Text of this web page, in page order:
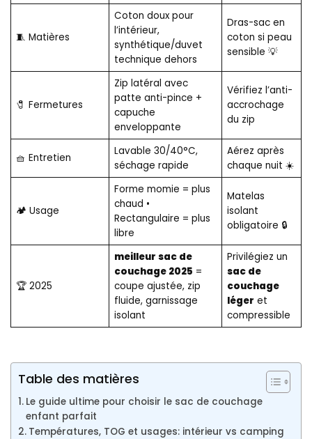
🧵 Matières
Coton doux pour
l’intérieur,
synthétique/duvet
technique dehors
Dras-sac en
coton si peau
sensible 💡
🧷 Fermetures
Zip latéral avec
patte anti-pince +
capuche
enveloppante
Vérifiez l’anti-
accrochage
du zip
🧺 Entretien
Lavable 30/40°C,
séchage rapide
Aérez après
chaque nuit ☀️
🏕️ Usage
Forme momie = plus
chaud •
Rectangulaire = plus
libre
Matelas
isolant
obligatoire 🔒
🏆 2025
meilleur sac de
couchage 2025 =
coupe ajustée, zip
fluide, garnissage
isolant
Privilégiez un
sac de
couchage
léger et
compressible
Table des matières
Le guide ultime pour choisir le sac de couchage
enfant parfait
Températures, TOG et usages: intérieur vs camping